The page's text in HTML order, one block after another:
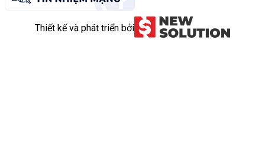
Thiết kế và phát triển bởi